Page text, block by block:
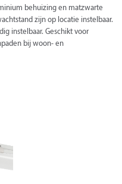
behuizing en matzwarte
zijn op locatie instelbaar.
instelbaar. Geschikt voor
bij woon- en